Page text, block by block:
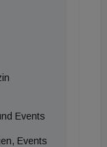
Events
Events